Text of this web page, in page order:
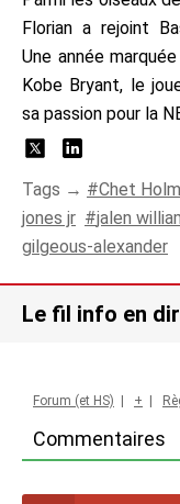
Florian a rejoint
Une année
Kobe Bryant, le
sa passion pour la
Tags → Chet
jones jr
jalen
gilgeous-alexander
Le fil info en
Commentaires
Forum (et HS) | + |